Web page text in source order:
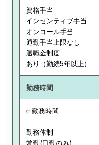
資格手当
インセンティブ手当
オンコール手当
通勤手当上限なし
退職金制度
あり（勤続5年以上）
勤務時間
✅勤務時間
勤務体制
常勤(日勤のみ)